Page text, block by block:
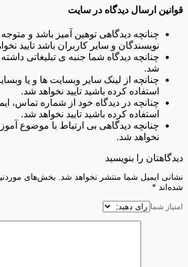
قوانین ارسال دیدگاه در سایت
چنانچه دیدگاهی توهین آمیز باشد و
نویسندگان و سایر کاربران باشد تایید
چنانچه دیدگاه شما جنبه ی تبلیغاتی داشته
شد.
چنانچه از لینک سایر وبسایت ها و یا
استفاده کرده باشید تایید نخواهد شد.
چنانچه در دیدگاه خود از شماره تماس،
استفاده کرده باشید تایید نخواهد شد.
چنانچه دیدگاهی بی ارتباط با موضوع
نخواهد شد.
دیدگاهتان را بنویسید
نشانی ایمیل شما منتشر نخواهد شد.
بخش‌های
شده‌اند *
امتیاز شما